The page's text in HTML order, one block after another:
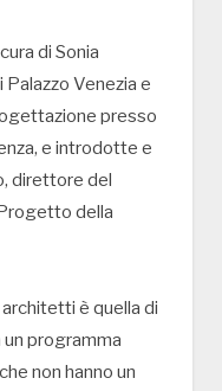
di Sonia
Venezia e
presso
e introdotte e
direttore del
della
è quella di
programma
non hanno un